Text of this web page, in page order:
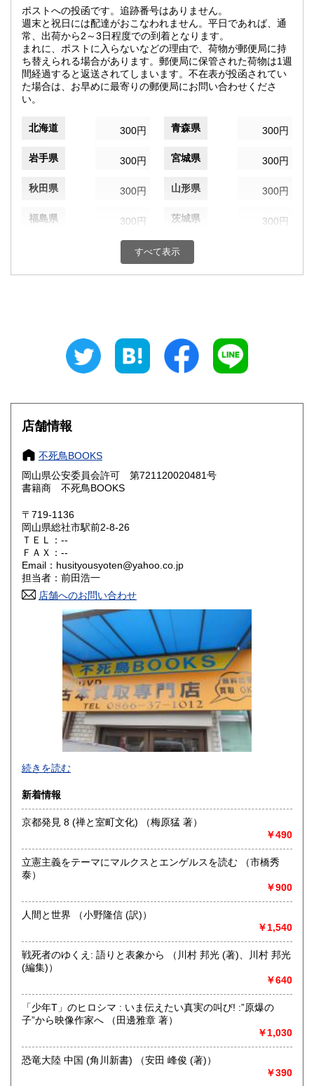
ポストへの投函です。追跡番号はありません。
週末と祝日には配達がおこなわれません。平日であれば、通
常、出荷から2～3日程度での到着となります。
まれに、ポストに入らないなどの理由で、荷物が郵便局に持
ち替えられる場合があります。郵便局に保管された荷物は1週
間経過すると返送されてしまいます。不在表が投函されてい
た場合は、お早めに最寄りの郵便局にお問い合わせくださ
い。
北海道 300円 青森県 300円
岩手県 300円 宮城県 300円
秋田県 300円 山形県 300円
福島県 300円 茨城県 300円
300円 群馬県
埼玉県 千葉県
300円 富山県
300円 福井県
300円 300円
岐阜県
愛知県
滋賀県 300円
大阪府 300円
奈良県
鳥取県
300円 広島県
300円 徳島県
300円 愛媛県
300円 福岡県
300円 長崎県
熊本県
宮崎県
沖縄県 300円
すべて表示
店舗情報
不死鳥BOOKS
岡山県公安委員会許可 第721120020481号
書籍商 不死鳥BOOKS
〒719-1136
岡山県総社市駅前2-8-26
ＴＥＬ：--
ＦＡＸ：--
Email：husityousyoten@yahoo.co.jp
担当者：前田浩一
店舗へのお問い合わせ
不死鳥BOOKSでは、書籍だけでなくCD、DVD、レコード、
ゲーム、おもちゃ、骨董品まであらゆるものの買い取りがで
にお問い合わせください。出張費は、無料です。
沿線名：伯備線・桃太郎線(吉備線)
営業時間：9時から17時
定休日：年中無休
不死鳥BOOKSでは、書籍だけでなくCD、DVD、レコード、
ゲーム、おもちゃ、骨董品まであらゆるものの買い取りがで
にお問い合わせください。出張費は、無料です。
哲学宗教、歴史、社会科学、自然科学、美術工芸、趣味、外
国書、サブカルチャー、古書一般（その他）
オールジャンル
続きを読む
新着情報
京都発見 8 (禅と室町文化) （梅原猛 著）
￥490
立憲主義をテーマにマルクスとエンゲルスを読む （市橋秀
泰）
￥900
人間と世界 （小野隆信 (訳)）
￥1,540
戦死者のゆくえ: 語りと表象から （川村 邦光 (著)、川村 邦光
(編集)）
￥640
「少年T」のヒロシマ : いま伝えたい真実の叫び! :”原爆の
子”から映像作家へ （田邊雅章 著）
￥1,030
恐竜大陸 中国 (角川新書) （安田 峰俊 (著)）
￥390